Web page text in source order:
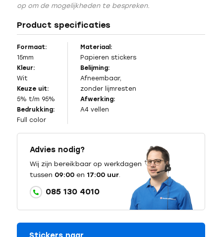
op om de mogelijkheden te bespreken.
Product specificaties
Formaat:
15mm
Kleur:
Wit
Keuze uit:
5% t/m 95%
Bedrukking:
Full color
Materiaal:
Papieren stickers
Belijming:
Afneembaar,
zonder lijmresten
Afwerking:
A4 vellen
Advies nodig?
Wij zijn bereikbaar op werkdagen
tussen 09:00en 17:00 uur.
085 130 4010